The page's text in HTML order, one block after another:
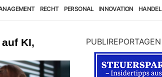
RECHT PERSONAL INNOVATION HANDEL
KI,
PUBLIREPORTAGEN